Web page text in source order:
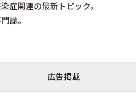
症関連の最新トピック，
誌。
広告掲載